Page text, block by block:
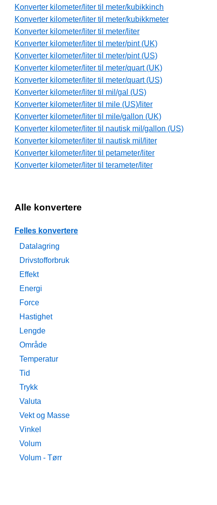
Konverter kilometer/liter til meter/kubikkinch
Konverter kilometer/liter til meter/kubikkmeter
Konverter kilometer/liter til meter/liter
Konverter kilometer/liter til meter/pint (UK)
Konverter kilometer/liter til meter/pint (US)
Konverter kilometer/liter til meter/quart (UK)
Konverter kilometer/liter til meter/quart (US)
Konverter kilometer/liter til mil/gal (US)
Konverter kilometer/liter til mile (US)/liter
Konverter kilometer/liter til mile/gallon (UK)
Konverter kilometer/liter til nautisk mil/gallon (US)
Konverter kilometer/liter til nautisk mil/liter
Konverter kilometer/liter til petameter/liter
Konverter kilometer/liter til terameter/liter
Alle konvertere
Felles konvertere
Datalagring
Drivstofforbruk
Effekt
Energi
Force
Hastighet
Lengde
Område
Temperatur
Tid
Trykk
Valuta
Vekt og Masse
Vinkel
Volum
Volum - Tørr